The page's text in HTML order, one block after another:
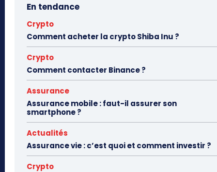
En tendance
Crypto
Comment acheter la crypto Shiba Inu ?
Crypto
Comment contacter Binance ?
Assurance
Assurance mobile : faut-il assurer son
smartphone ?
Actualités
Assurance vie : c’est quoi et comment investir ?
Crypto